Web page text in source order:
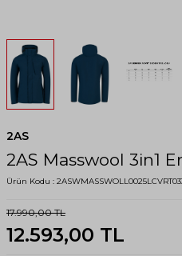
2AS
2AS Masswool 3in1
Ürün Kodu :
17.990,00TL
12.593,00 TL